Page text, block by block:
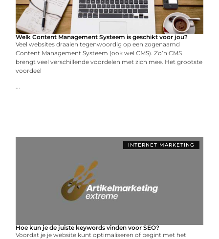
Welk Content Management Systeem is geschikt voor jou?
Veel websites draaien tegenwoordig op een zogenaamd
Content Management Systeem (ook wel CMS). Zo’n CMS
brengt veel verschillende voordelen met zich mee. Het grootste
voordeel
...
INTERNET MARKETING
Hoe kun je de juiste keywords vinden voor SEO?
Voordat je je website kunt optimaliseren of begint met het